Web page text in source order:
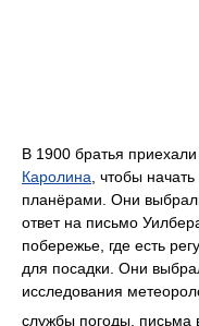
В 1900 братья
Каролина , чтобы
планёрами. Они
ответ на письмо
побережье, где есть
для посадки. Они
исследования
службы погоды, письма